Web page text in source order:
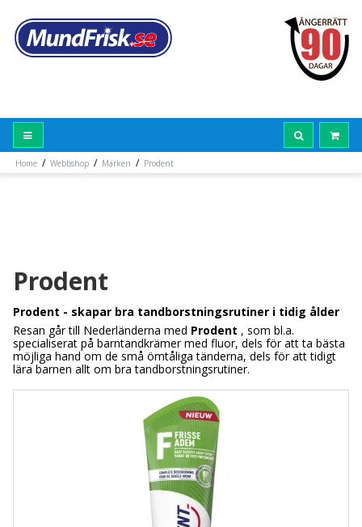
Home / Webbshop / Märken / Prodent
Prodent
Prodent - skapar bra tandborstningsrutiner i tidig ålder
Resan går till Nederländerna med Prodent , som bl.a.
specialiserat på barntandkrämer med fluor, dels för att ta bästa
möjliga hand om de små ömtåliga tänderna, dels för att tidigt
lära barnen allt om bra tandborstningsrutiner.